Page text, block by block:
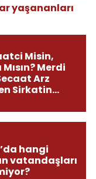
yaşananları
Misin,
Merdi
Arz
Sirkatin
hangi
vatandaşları